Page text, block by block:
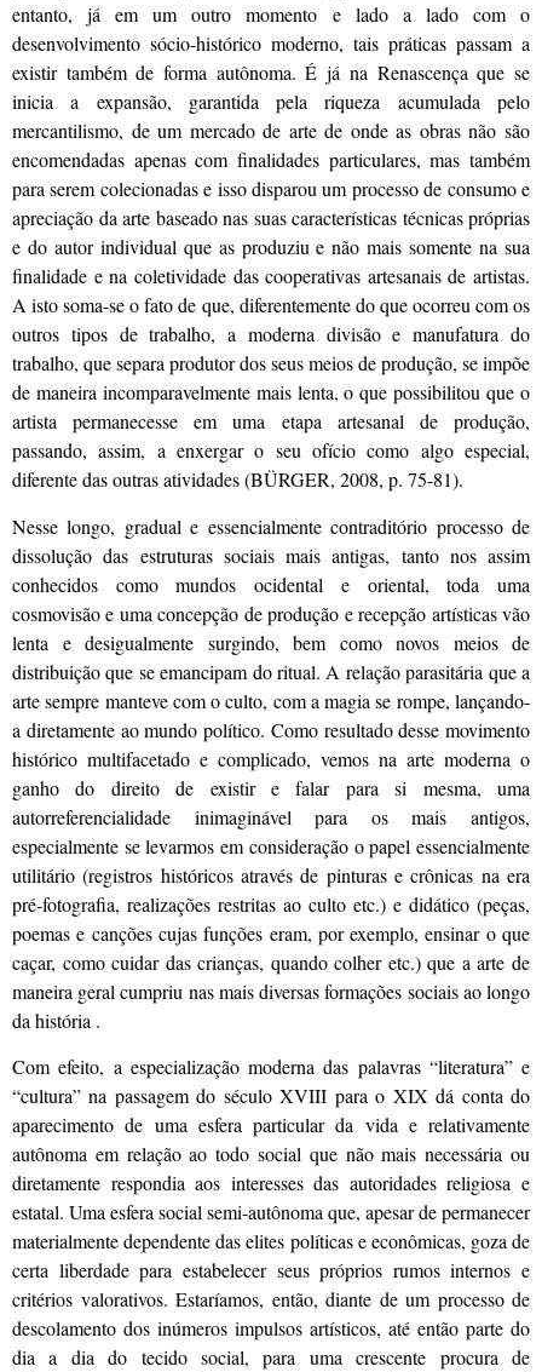
entanto, já em um outro momento e lado a lado com o
desenvolvimento sócio-histórico moderno, tais práticas passam a
existir também de forma autônoma. É já na Renascença que se
inicia a expansão, garantida pela riqueza acumulada pelo
mercantilismo, de um mercado de arte de onde as obras não são
encomendadas apenas com finalidades particulares, mas também
para serem colecionadas e isso disparou um processo de consumo e
apreciação da arte baseado nas suas características técnicas próprias
e do autor individual que as produziu e não mais somente na sua
finalidade e na coletividade das cooperativas artesanais de artistas.
A isto soma-se o fato de que, diferentemente do que ocorreu com os
outros tipos de trabalho, a moderna divisão e manufatura do
trabalho, que separa produtor dos seus meios de produção, se impõe
de maneira incomparavelmente mais lenta, o que possibilitou que o
artista permanecesse em uma etapa artesanal de produção,
passando, assim, a enxergar o seu ofício como algo especial,
diferente das outras atividades (BÜRGER, 2008, p. 75-81).
Nesse longo, gradual e essencialmente contraditório processo de
dissolução das estruturas sociais mais antigas, tanto nos assim
conhecidos como mundos ocidental e oriental, toda uma
cosmovisão e uma concepção de produção e recepção artísticas vão
lenta e desigualmente surgindo, bem como novos meios de
distribuição que se emancipam do ritual. A relação parasitária que a
arte sempre manteve com o culto, com a magia se rompe, lançando-
a diretamente ao mundo político. Como resultado desse movimento
histórico multifacetado e complicado, vemos na arte moderna o
ganho do direito de existir e falar para si mesma, uma
autorreferencialidade inimaginável para os mais antigos,
especialmente se levarmos em consideração o papel essencialmente
utilitário (registros históricos através de pinturas e crônicas na era
pré-fotografia, realizações restritas ao culto etc.) e didático (peças,
poemas e canções cujas funções eram, por exemplo, ensinar o que
caçar, como cuidar das crianças, quando colher etc.) que a arte de
maneira geral cumpriu nas mais diversas formações sociais ao longo
da história .
Com efeito, a especialização moderna das palavras “literatura” e
“cultura” na passagem do século XVIII para o XIX dá conta do
aparecimento de uma esfera particular da vida e relativamente
autônoma em relação ao todo social que não mais necessária ou
diretamente respondia aos interesses das autoridades religiosa e
estatal. Uma esfera social semi-autônoma que, apesar de permanecer
materialmente dependente das elites políticas e econômicas, goza de
certa liberdade para estabelecer seus próprios rumos internos e
critérios valorativos. Estaríamos, então, diante de um processo de
descolamento dos inúmeros impulsos artísticos, até então parte do
dia a dia do tecido social, para uma crescente procura de